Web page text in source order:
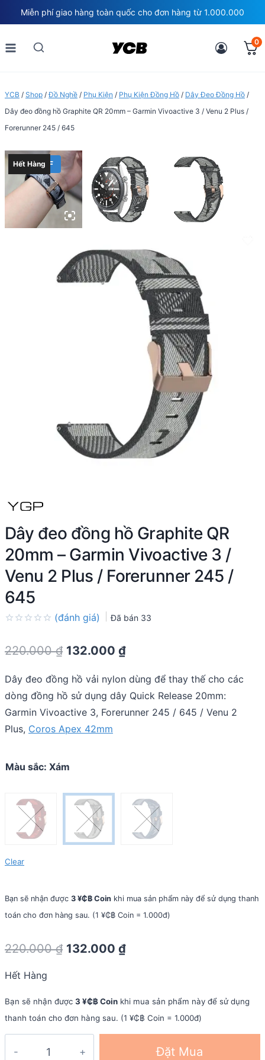
to
content
Miễn phí giao hàng toàn quốc cho đơn hàng từ 1.000.000
0
YCB / Shop /Đồ Nghề / Phụ Kiện / Phụ Kiện Đồng Hồ / Dây Đeo Đồng Hồ /
Dây đeo đồng hồ Graphite QR 20mm – Garmin Vivoactive 3 / Venu 2 Plus /
Forerunner 245 / 645
Hết Hàng
40% OFF
Dây đeo đồng hồ Graphite QR
20mm – Garmin Vivoactive 3 /
Venu 2 Plus / Forerunner 245 /
645
out
(đánh giá) Đã bán 33
220.000₫ Original
was:
220.000 ₫.
132.000 ₫Current
is:
132.000 ₫.
Dây đeo đồng hồ vải nylon dùng để thay thế cho các
dòng đồng hồ sử dụng dây Quick Release 20mm:
Garmin Vivoactive 3, Forerunner 245 / 645 / Venu 2
Plus, Coros Apex 42mm
Màu sắc: Xám
Clear
Bạn sẽ nhận được 3 ¥₵฿ Coin khi mua sản phẩm này để sử dụng thanh
toán cho đơn hàng sau. (1 ¥₵฿ Coin = 1.000đ)
220.000₫ Original
220.000 ₫.
132.000 ₫Current
132.000 ₫.
Hết Hàng
Bạn sẽ nhận được 3 ¥₵฿ Coin khi mua sản phẩm này để sử dụng
thanh toán cho đơn hàng sau. (1 ¥₵฿ Coin = 1.000đ)
Đặt Mua